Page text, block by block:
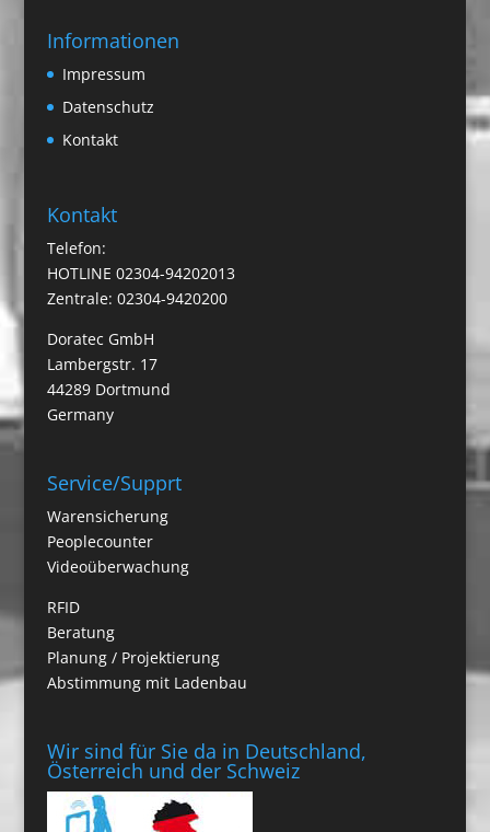
Informationen
Impressum
Datenschutz
Kontakt
Kontakt
Telefon:
HOTLINE 02304-94202013
Zentrale: 02304-9420200
Doratec GmbH
Lambergstr. 17
44289 Dortmund
Germany
Service/Supprt
Warensicherung
Peoplecounter
Videoüberwachung
RFID
Beratung
Planung / Projektierung
Abstimmung mit Ladenbau
Wir sind für Sie da in Deutschland,
Österreich und der Schweiz